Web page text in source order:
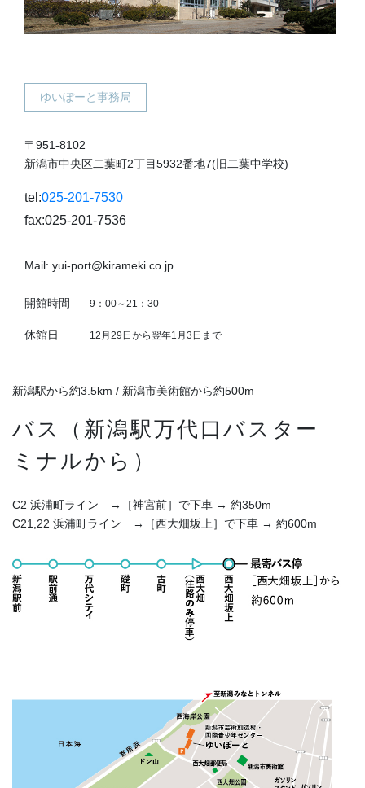
ゆいぽーと事務局
〒951-8102
新潟市中央区二葉町2丁目5932番地7(旧二葉中学校)
tel:025-201-7530
fax:025-201-7536
Mail: yui-port@kirameki.co.jp
開館時間 9：00～21：30
休館日 12月29日から翌年1月3日まで
新潟駅から約3.5km / 新潟市美術館から約500m
バス（新潟駅万代口バスター
ミナルから）
C2 浜浦町ライン →［神宮前］で下車 → 約350m
C21,22 浜浦町ライン →［西大畑坂上］で下車 → 約600m